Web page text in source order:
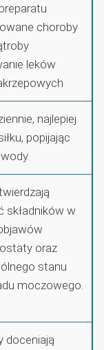
choroby
leków
najlepiej
popijając
składników w
oraz
stanu
moczowego.
doceniają